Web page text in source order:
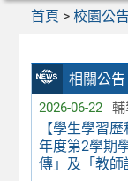
首頁 > 校園公告
相關公告
2026-06-22 輔
【學生學習
年度第2學期
傳」及「教師